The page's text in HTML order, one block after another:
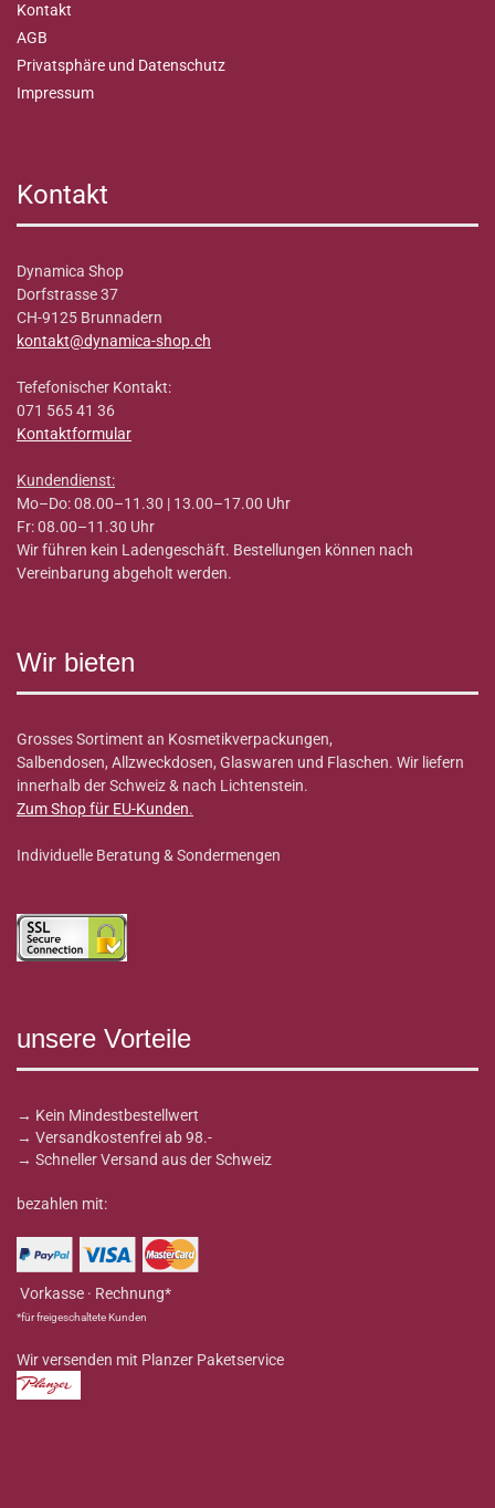
Kontakt
AGB
Privatsphäre und Datenschutz
Impressum
Kontakt
Dynamica Shop
Dorfstrasse 37
CH-9125 Brunnadern
kontakt@dynamica-shop.ch
Tefefonischer Kontakt:
071 565 41 36
Kontaktformular
Kundendienst:
Mo–Do: 08.00–11.30 | 13.00–17.00 Uhr
Fr: 08.00–11.30 Uhr
Wir führen kein Ladengeschäft. Bestellungen können nach
Vereinbarung abgeholt werden.
Wir bieten
Grosses Sortiment an Kosmetikverpackungen,
Salbendosen, Allzweckdosen, Glaswaren und Flaschen. Wir liefern
innerhalb der Schweiz & nach Lichtenstein.
Zum Shop für EU-Kunden.
Individuelle Beratung & Sondermengen
unsere Vorteile
→ Kein Mindestbestellwert
→ Versandkostenfrei ab 98.-
→ Schneller Versand aus der Schweiz
bezahlen mit:
Vorkasse · Rechnung*
*für freigeschaltete Kunden
Wir versenden mit Planzer Paketservice